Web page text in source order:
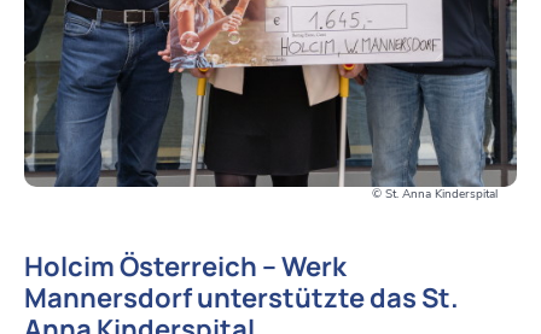
© St. Anna Kinderspital
Holcim Österreich – Werk
Mannersdorf unterstützte das St.